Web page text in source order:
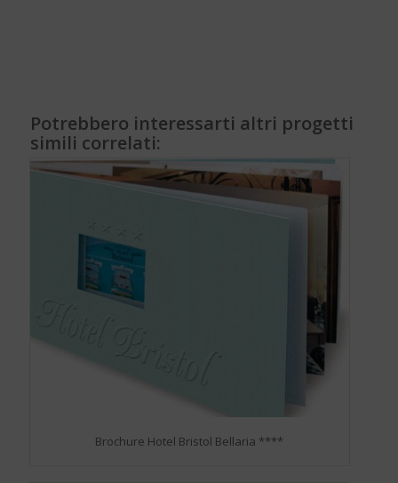
Potrebbero interessarti altri progetti
simili correlati:
Brochure Hotel Bristol Bellaria ****